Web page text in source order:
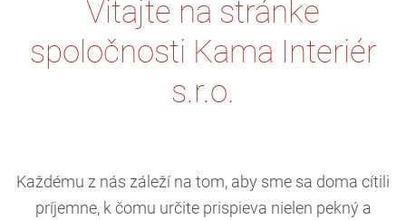
Vitajte na stránke
spoločnosti Kama Interiér
s.r.o.
Každému z nás záleží na tom, aby sme sa doma cítili
príjemne, k čomu určite prispieva nielen pekný a